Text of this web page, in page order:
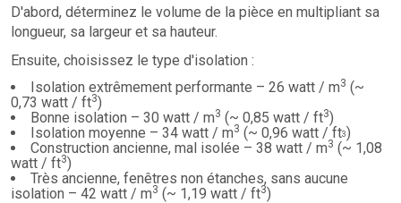
D'abord, déterminez le volume de la pièce en multipliant sa
longueur, sa largeur et sa hauteur.
Ensuite, choisissez le type d'isolation :
Isolation extrêmement performante – 26 watt / m3 (~
0,73 watt / ft3)
Bonne isolation – 30 watt / m3 (~ 0,85 watt / ft3)
Isolation moyenne – 34 watt / m3 (~ 0,96 watt / ft3)
Construction ancienne, mal isolée – 38 watt / m3 (~ 1,08
watt / ft3)
Très ancienne, fenêtres non étanches, sans aucune
isolation – 42 watt / m3 (~ 1,19 watt / ft3)